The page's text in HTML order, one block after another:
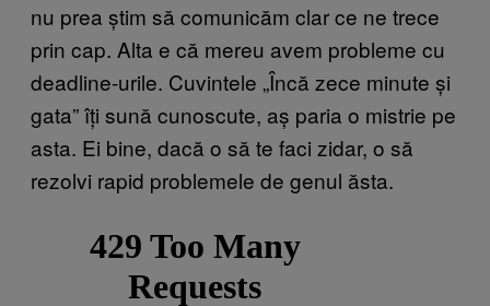
nu prea știm să comunicăm clar ce ne trece
prin cap. Alta e că mereu avem probleme cu
deadline-urile. Cuvintele „Încă zece minute și
gata” îți sună cunoscute, aș paria o mistrie pe
asta. Ei bine, dacă o să te faci zidar, o să
rezolvi rapid problemele de genul ăsta.